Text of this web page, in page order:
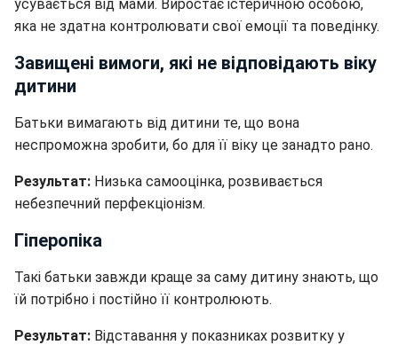
усувається від мами. Виростає істеричною особою,
яка не здатна контролювати свої емоції та поведінку.
Завищені вимоги, які не відповідають віку
дитини
Батьки вимагають від дитини те, що вона
неспроможна зробити, бо для її віку це занадто рано.
Результат: Низька самооцінка, розвивається
небезпечний перфекціонізм.
Гіперопіка
Такі батьки завжди краще за саму дитину знають, що
їй потрібно і постійно її контролюють.
Результат: Відставання у показниках розвитку у